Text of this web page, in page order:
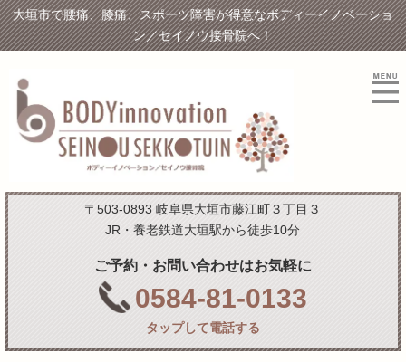
大垣市で腰痛、膝痛、スポーツ障害が得意なボディーイノベーショ
ン／セイノウ接骨院へ！
〒503-0893 岐阜県大垣市藤江町３丁目３
JR・養老鉄道大垣駅から徒歩10分
ご予約・お問い合わせはお気軽に
0584-81-0133
タップして電話する